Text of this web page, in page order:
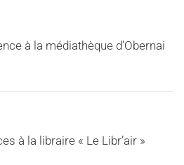
à la médiathèque d’Obernai
à la libraire « Le Libr’air »